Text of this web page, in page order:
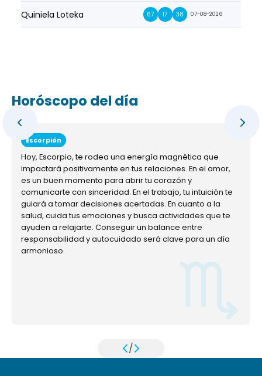
Quiniela Loteka 67 17 38 07-08-2026
Horóscopo del día
Escorpión
Hoy, Escorpio, te rodea una energía magnética que
impactará positivamente en tus relaciones. En el amor,
es un buen momento para abrir tu corazón y
comunicarte con sinceridad. En el trabajo, tu intuición te
guiará a tomar decisiones acertadas. En cuanto a la
salud, cuida tus emociones y busca actividades que te
ayuden a relajarte. Conseguir un balance entre
responsabilidad y autocuidado será clave para un día
armonioso.
/